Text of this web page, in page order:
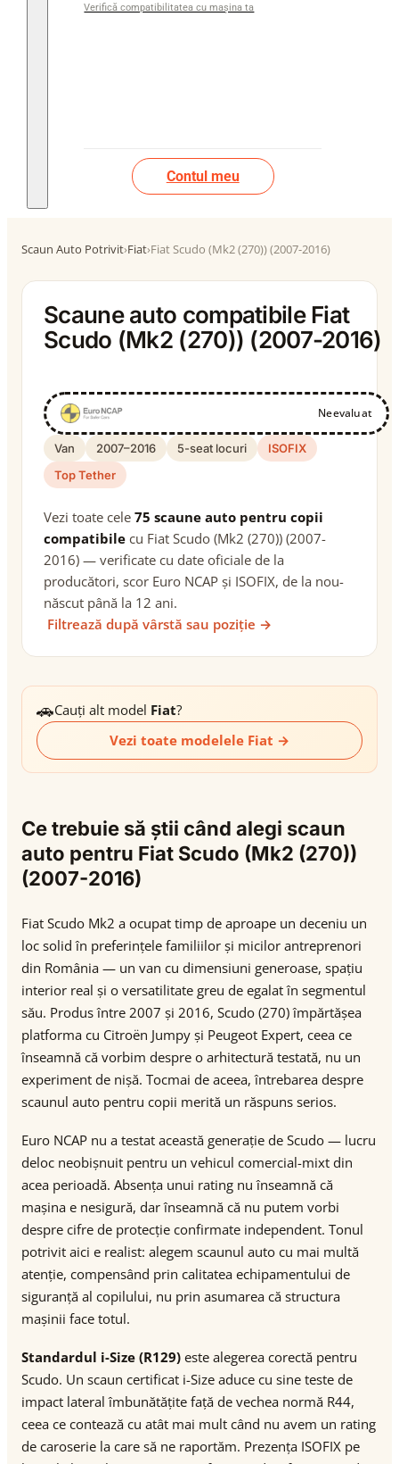
Verifică compatibilitatea cu mașina ta
Contul meu
Scaun Auto Potrivit›Fiat›Fiat Scudo (Mk2 (270)) (2007-2016)
Scaune auto compatibile Fiat
Scudo (Mk2 (270)) (2007-2016)
Neevaluat
Van 2007–2016 5-seat locuri
ISOFIX
Top Tether
Vezi toate cele 75 scaune auto pentru copii
compatibile cu Fiat Scudo (Mk2 (270)) (2007-
2016) — verificate cu date oficiale de la
producători, scor Euro NCAP și ISOFIX, de la nou-
născut până la 12 ani.
Filtrează după vârstă sau poziție →
🚗Cauți alt model Fiat?
Vezi toate modelele Fiat →
Ce trebuie să știi când alegi scaun
auto pentru Fiat Scudo (Mk2 (270))
(2007-2016)
Fiat Scudo Mk2 a ocupat timp de aproape un deceniu un
loc solid în preferințele familiilor și micilor antreprenori
din România — un van cu dimensiuni generoase, spațiu
interior real și o versatilitate greu de egalat în segmentul
său. Produs între 2007 și 2016, Scudo (270) împărtășea
platforma cu Citroën Jumpy și Peugeot Expert, ceea ce
înseamnă că vorbim despre o arhitectură testată, nu un
experiment de nișă. Tocmai de aceea, întrebarea despre
scaunul auto pentru copii merită un răspuns serios.
Euro NCAP nu a testat această generație de Scudo — lucru
deloc neobișnuit pentru un vehicul comercial-mixt din
acea perioadă. Absența unui rating nu înseamnă că
mașina e nesigură, dar înseamnă că nu putem vorbi
despre cifre de protecție confirmate independent. Tonul
potrivit aici e realist: alegem scaunul auto cu mai multă
atenție, compensând prin calitatea echipamentului de
siguranță al copilului, nu prin asumarea că structura
mașinii face totul.
Standardul i-Size (R129) este alegerea corectă pentru
Scudo. Un scaun certificat i-Size aduce cu sine teste de
impact lateral îmbunătățite față de vechea normă R44,
ceea ce contează cu atât mai mult când nu avem un rating
de caroserie la care să ne raportăm. Prezența ISOFIX pe